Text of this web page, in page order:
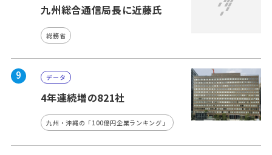
九州総合通信局長に近藤氏
総務省
9 データ
4年連続増の821社
九州・沖縄の「100億円企業ランキング」